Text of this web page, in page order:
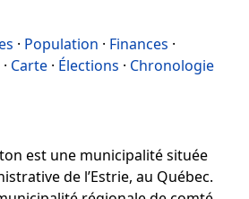
· Population · Finances ·
· Carte · Élections · Chronologie
est une municipalité située
de l’Estrie, au Québec.